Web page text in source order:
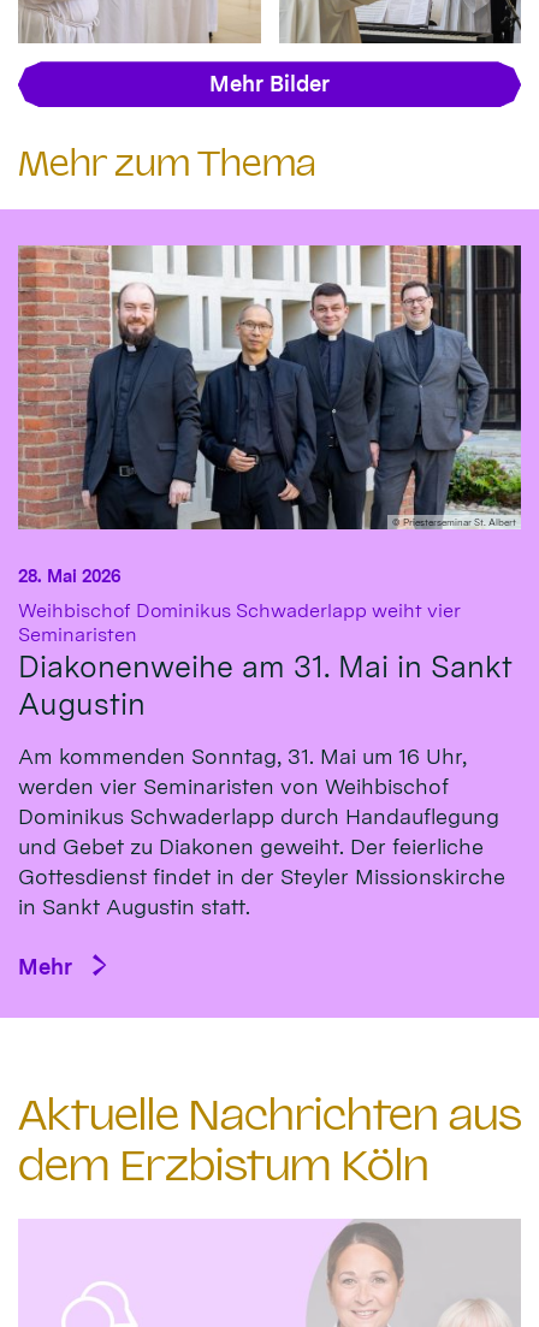
Mehr Bilder
Mehr zum Thema
© Priesterseminar St. Albert
Weihbischof Dominikus Schwaderlapp weiht vier
Seminaristen
Diakonenweihe am 31. Mai in Sankt
Augustin
28. Mai 2026
Am kommenden Sonntag, 31. Mai um 16 Uhr,
werden vier Seminaristen von Weihbischof
Dominikus Schwaderlapp durch Handauflegung
und Gebet zu Diakonen geweiht. Der feierliche
Gottesdienst findet in der Steyler Missionskirche
in Sankt Augustin statt.
Mehr
Aktuelle Nachrichten aus
dem Erzbistum Köln